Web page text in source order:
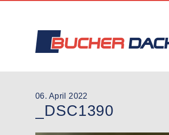
06. April 2022
_DSC1390